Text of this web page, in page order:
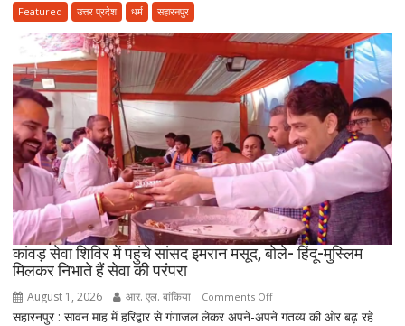
परिवार
सहारनपुर
का
500
साल
पुराना
भूतेश्वर
महादेव
मंदिर,
जहां
मराठा
काल
में
Featured उत्तर प्रदेश धर्म सहारनपुर
कांवड़ सेवा शिविर में पहुंचे सांसद इमरान मसूद, बोले- हिंदू-मुस्लिम
मिलकर निभाते हैं सेवा की परंपरा
August 1, 2026 आर. एल. बांकिया Comments Offon
कांवड़
सहारनपुर : सावन माह में हरिद्वार से गंगाजल लेकर अपने-अपने गंतव्य की ओर बढ़ रहे